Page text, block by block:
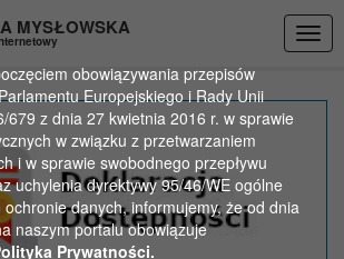
obowiązywania przepisów
Europejskiego i Rady Unii
679 z dnia 27 kwietnia 2016 r. w sprawie
w związku z przetwarzaniem
i w sprawie swobodnego przepływu
uchylenia dyrektywy 95/46/WE ogólne
danych, informujemy, że od dnia
naszym portalu obowiązuje
Prywatności.
MYSŁOWSKA
Ochrony
> Fundusz Ochrony Rolnictwa